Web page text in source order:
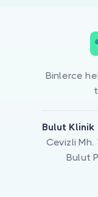
Binlerce
Bulut Klinik
Cevizli Mh.
Bulut